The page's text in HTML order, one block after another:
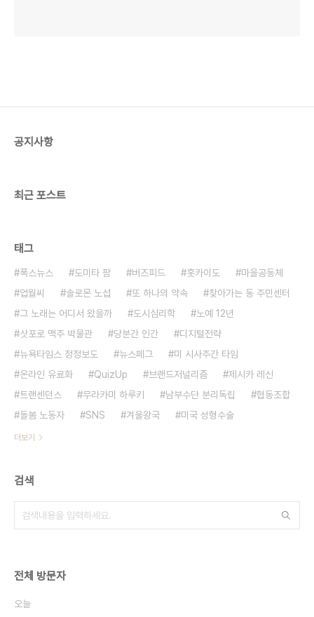
공지사항
최근 포스트
태그
폭스뉴스 도미타 팜 버즈피드 홋카이도
마을공동체
업월씨
솔로몬 노섭 또 하나의 약속
찾아가는 동 주민센터
그 노래는 어디서 왔을까
도시심리학
노예 12년
삿포로 맥주 박물관
당분간 인간
디지털전략
뉴욕타임스 정정보도
뉴스페그
미 시사주간 타임
온라인 유료화
QuizUp 브랜드저널리즘
제시카 레신
트랜센던스
무라카미 하루키 남부수단 분리독립
협동조합
돌봄 노동자
SNS 겨울왕국 미국 성형수술
더보기
검색
전체 방문자
오늘